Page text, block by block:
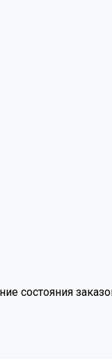
состояния